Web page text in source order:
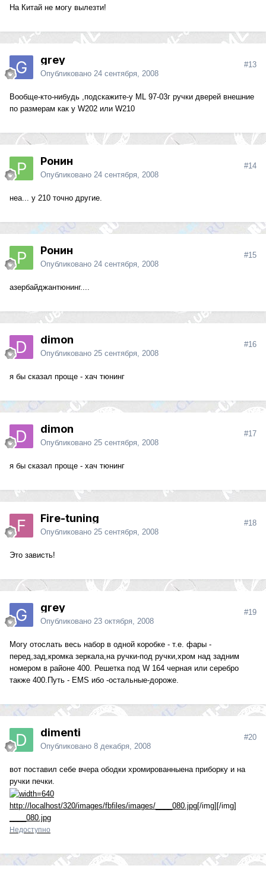
На Китай не могу вылезти!
grey
Опубликовано 24 сентября, 2008
#13
Вообще-кто-нибудь ,подскажите-у ML 97-03г ручки дверей внешние
по размерам как у W202 или W210
Ронин
Опубликовано 24 сентября, 2008
#14
неа... у 210 точно другие.
Ронин
Опубликовано 24 сентября, 2008
#15
азербайджантюнинг....
dimon
Опубликовано 25 сентября, 2008
#16
я бы сказал проще - хач тюнинг
dimon
Опубликовано 25 сентября, 2008
#17
я бы сказал проще - хач тюнинг
Fire-tuning
Опубликовано 25 сентября, 2008
#18
Это зависть!
grey
Опубликовано 23 октября, 2008
#19
Могу отослать весь набор в одной коробке - т.е. фары -
перед,зад,кромка зеркала,на ручки-под ручки,хром над задним
номером в районе 400. Решетка под W 164 черная или серебро
также 400.Путь - EMS ибо -остальные-дороже.
dimenti
Опубликовано 8 декабря, 2008
#20
вот поставил себе вчера ободки хромированныена приборку и на
ручки печки.
http://localhost/320/images/fbfiles/images/____080.jpg[/img][/img]
____080.jpg
Недоступно